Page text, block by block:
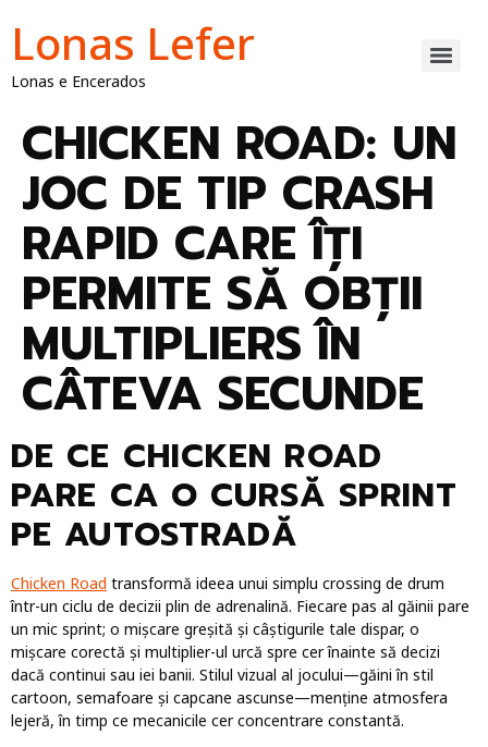
Lonas Lefer
Lonas e Encerados
CHICKEN ROAD: UN
JOC DE TIP CRASH
RAPID CARE ÎȚI
PERMITE SĂ OBȚII
MULTIPLIERS ÎN
CÂTEVA SECUNDE
DE CE CHICKEN ROAD
PARE CA O CURSĂ SPRINT
PE AUTOSTRADĂ
Chicken Road transformă ideea unui simplu crossing de drum
într-un ciclu de decizii plin de adrenalină. Fiecare pas al găinii pare
un mic sprint; o mișcare greșită și câștigurile tale dispar, o
mișcare corectă și multiplier-ul urcă spre cer înainte să decizi
dacă continui sau iei banii. Stilul vizual al jocului—găini în stil
cartoon, semafoare și capcane ascunse—menține atmosfera
lejeră, în timp ce mecanicile cer concentrare constantă.